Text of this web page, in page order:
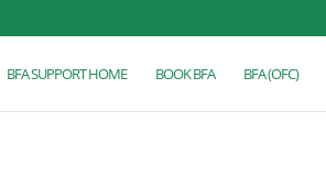
BFA SUPPORT HOME BOOK BFA BFA (OFC)